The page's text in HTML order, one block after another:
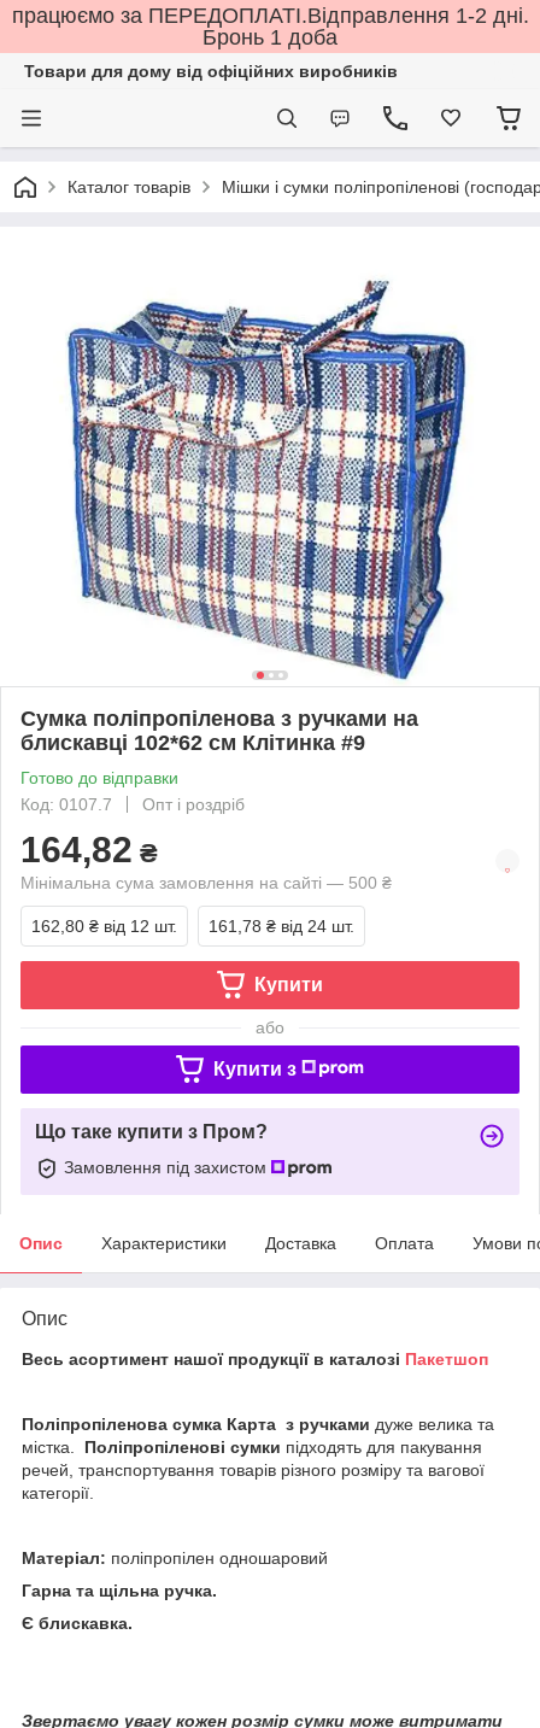
працюємо за ПЕРЕДОПЛАТІ.Відправлення 1-2 дні.
Бронь 1 доба
Товари для дому від офіційних виробників
Каталог товарів Мішки і сумки поліпропіленові
Сумка поліпропіленова з ручками на
блискавці 102*62 см Клітинка #9
Готово до відправки
Код: 0107.7
Опт і роздріб
164,82 ₴
Мінімальна сума замовлення на сайті — 500 ₴
162,80 ₴ від 12 шт. 161,78 ₴ від 24 шт.
Купити
або
Купити з
Що таке купити з Пром?
Замовлення під захистом
Опис Характеристики Доставка Оплата Умови
Опис
Весь асортимент нашої продукції в каталозі Пакетшоп
Поліпропіленова сумка Карта з ручками дуже велика та
містка. Поліпропіленові сумки підходять для пакування
речей, транспортування товарів різного розміру та вагової
категорії.
Матеріал: поліпропілен одношаровий
Гарна та щільна ручка.
Є блискавка.
Звертаємо увагу кожен розмір сумки може витримати